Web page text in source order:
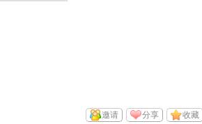
收藏
分享
邀请